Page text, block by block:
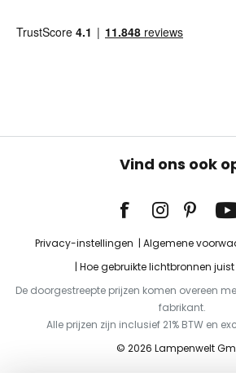
Vind ons ook
Privacy-instellingen Algemene
Hoe gebruikte lichtbronnen
De doorgestreepte prijzen komen overeen
fabrikant.
Alle prijzen zijn inclusief 21% BTW en
© 2026 Lampenwelt